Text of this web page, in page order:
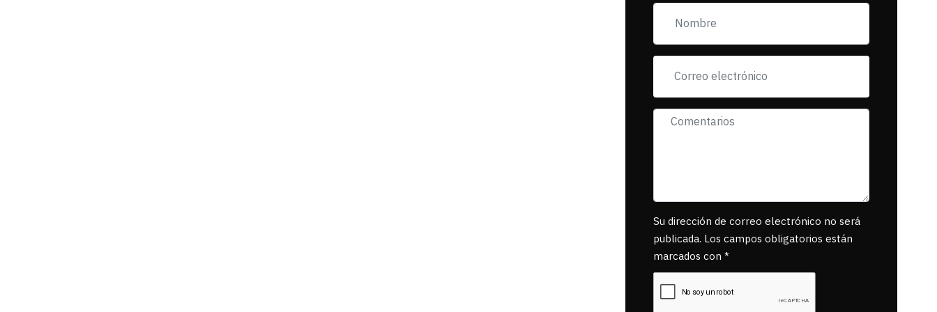
pancartas de
exigiendo al asesino
se reponsanbilice
Su dirección de correo electrónico no será
publicada. Los campos obligatorios están
marcados con *